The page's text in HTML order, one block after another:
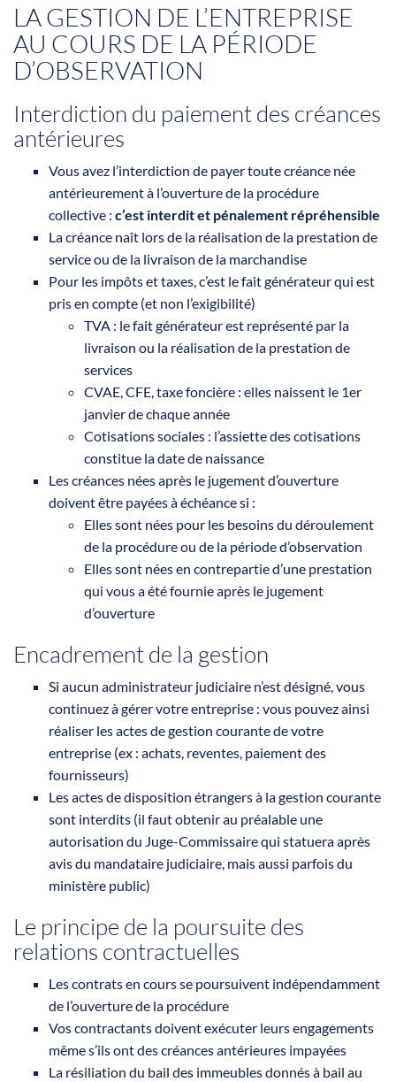
LA GESTION DE L’ENTREPRISE
AU COURS DE LA PÉRIODE
D’OBSERVATION
Interdiction du paiement des créances
antérieures
Vous avez l’interdiction de payer toute créance née
antérieurement à l’ouverture de la procédure
collective : c’est interdit et pénalement répréhensible
La créance naît lors de la réalisation de la prestation de
service ou de la livraison de la marchandise
Pour les impôts et taxes, c’est le fait générateur qui est
pris en compte (et non l’exigibilité)
TVA : le fait générateur est représenté par la
livraison ou la réalisation de la prestation de
services
CVAE, CFE, taxe foncière : elles naissent le 1er
janvier de chaque année
Cotisations sociales : l’assiette des cotisations
constitue la date de naissance
Les créances nées après le jugement d’ouverture
doivent être payées à échéance si :
Elles sont nées pour les besoins du déroulement
de la procédure ou de la période d’observation
Elles sont nées en contrepartie d’une prestation
qui vous a été fournie après le jugement
d’ouverture
Encadrement de la gestion
Si aucun administrateur judiciaire n’est désigné, vous
continuez à gérer votre entreprise : vous pouvez ainsi
réaliser les actes de gestion courante de votre
entreprise (ex : achats, reventes, paiement des
fournisseurs)
Les actes de disposition étrangers à la gestion courante
sont interdits (il faut obtenir au préalable une
autorisation du Juge-Commissaire qui statuera après
avis du mandataire judiciaire, mais aussi parfois du
ministère public)
Le principe de la poursuite des
relations contractuelles
Les contrats en cours se poursuivent indépendamment
de l’ouverture de la procédure
Vos contractants doivent exécuter leurs engagements
même s’ils ont des créances antérieures impayées
La résiliation du bail des immeubles donnés à bail au